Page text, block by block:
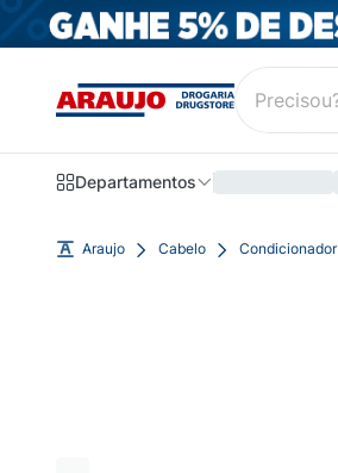
Departamentos
Araujo Cabelo Condicionador